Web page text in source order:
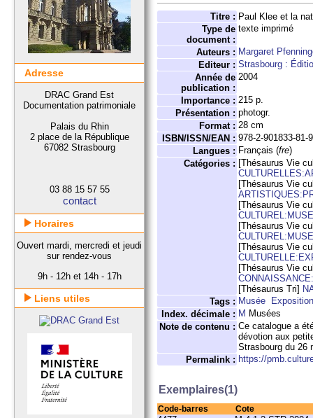
Titre : Paul Klee et la
Type de
document :
texte imprimé
Auteurs : Margaret
Editeur : Strasbourg :
Année de
publication :
2004
Importance : 215 p.
Présentation : photogr.
Format : 28 cm
ISBN/ISSN/EAN : 978-2-901833-81-9
Langues : Français (fre)
Catégories : [Thésaurus Vie
[Thésaurus Vie
[Thésaurus Vie
[Thésaurus Vie
[Thésaurus Vie
[Thésaurus Vie
[Thésaurus Tri]
Tags : Musée
Index. décimale : M Musées
Note de contenu : Ce catalogue a
dévotion aux
Strasbourg du 26
Permalink : https://
Exemplaires(1)
Code-barres Cote
Adresse
DRAC Grand Est
Documentation patrimoniale
Palais du Rhin
2 place de la République
67082 Strasbourg
03 88 15 57 55
contact
Horaires
Ouvert mardi, mercredi et jeudi
sur rendez-vous
9h - 12h et 14h - 17h
Liens utiles